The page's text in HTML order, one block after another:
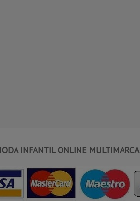
INFANTIL ONLINE MULTIMARCA